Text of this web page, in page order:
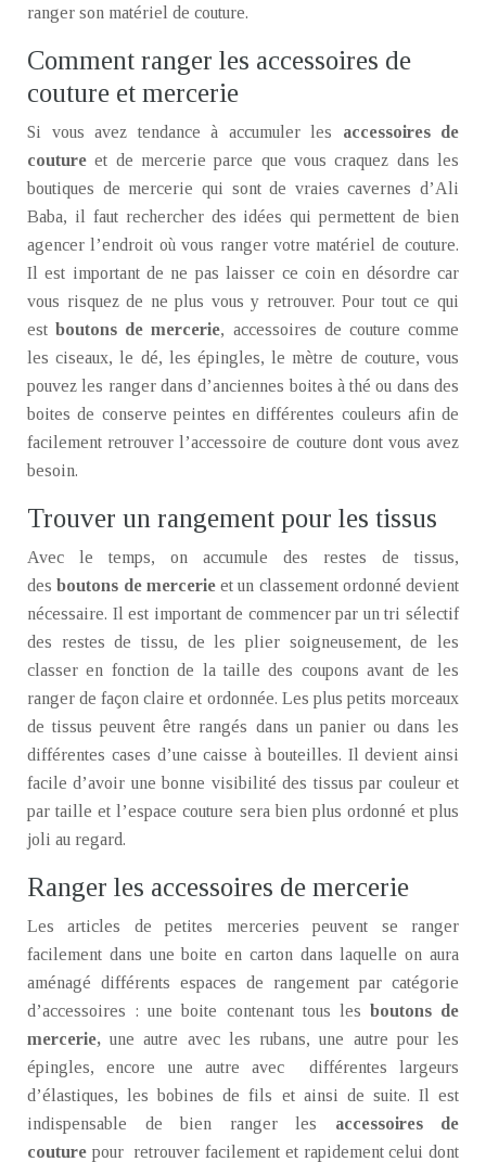
ranger son matériel de couture.
Comment ranger les accessoires de
couture et mercerie
Si vous avez tendance à accumuler les accessoires de
couture et de mercerie parce que vous craquez dans les
boutiques de mercerie qui sont de vraies cavernes d’Ali
Baba, il faut rechercher des idées qui permettent de bien
agencer l’endroit où vous ranger votre matériel de couture.
Il est important de ne pas laisser ce coin en désordre car
vous risquez de ne plus vous y retrouver. Pour tout ce qui
estboutons de mercerie, accessoires de couture comme
les ciseaux, le dé, les épingles, le mètre de couture, vous
pouvez les ranger dans d’anciennes boites à thé ou dans des
boites de conserve peintes en différentes couleurs afin de
facilement retrouver l’accessoire de couture dont vous avez
besoin.
Trouver un rangement pour les tissus
Avec le temps, on accumule des restes de tissus,
desboutons de mercerieet un classement ordonné devient
nécessaire. Il est important de commencer par un tri sélectif
des restes de tissu, de les plier soigneusement, de les
classer en fonction de la taille des coupons avant de les
ranger de façon claire et ordonnée. Les plus petits morceaux
de tissus peuvent être rangés dans un panier ou dans les
différentes cases d’une caisse à bouteilles. Il devient ainsi
facile d’avoir une bonne visibilité des tissus par couleur et
par taille et l’espace couture sera bien plus ordonné et plus
joli au regard.
Ranger les accessoires de mercerie
Les articles de petites merceries peuvent se ranger
facilement dans une boite en carton dans laquelle on aura
aménagé différents espaces de rangement par catégorie
d’accessoires : une boite contenant tous les boutons de
mercerie,une autre avec les rubans, une autre pour les
épingles, encore une autre avec différentes largeurs
d’élastiques, les bobines de fils et ainsi de suite. Il est
indispensable de
bien ranger les accessoires de
couture pour retrouver facilement et rapidement celui dont